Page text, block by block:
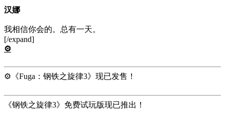
汉娜
我相信你会的。总有一天。
[/expand]
⚙️
⚙️《Fuga：钢铁之旋律3》现已发售！
《钢铁之旋律3》免费试玩版现已推出！